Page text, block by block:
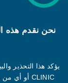
نحن نقدم هذه